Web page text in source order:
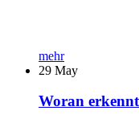
mehr
29 May
Woran